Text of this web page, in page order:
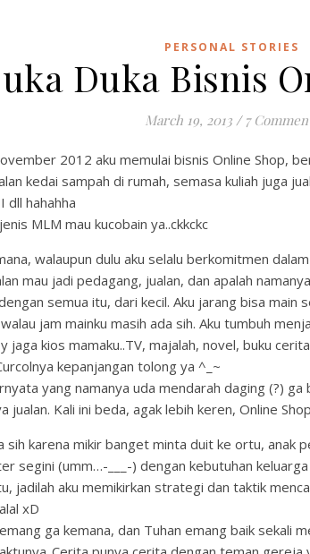
PERSONAL STORIES
Duka Bisnis
March 19, 2013 / 7
2012 aku memulai bisnis Online Shop,
kedai sampah di rumah, semasa kuliah juga
dll hahahha
MLM mau kucobain ya..ckkckc
walaupun dulu aku selalu berkomitmen
mau jadi pedagang, jualan, dan apalah
semua itu, dari kecil. Aku jarang bisa main
jam mainku masih ada sih. Aku tumbuh
jaga kios mamaku..TV, majalah, novel, buku
kepanjangan tolong ya ^_~
yang namanya uda mendarah daging (?) ga
jualan. Kali ini beda, agak lebih keren, Online
sih karena mikir banget minta duit ke ortu, anak
segini (umm…-___-) dengan kebutuhan
jadilah aku memikirkan strategi dan taktik
xD
ga kemana, dan Tuhan emang baik sekali